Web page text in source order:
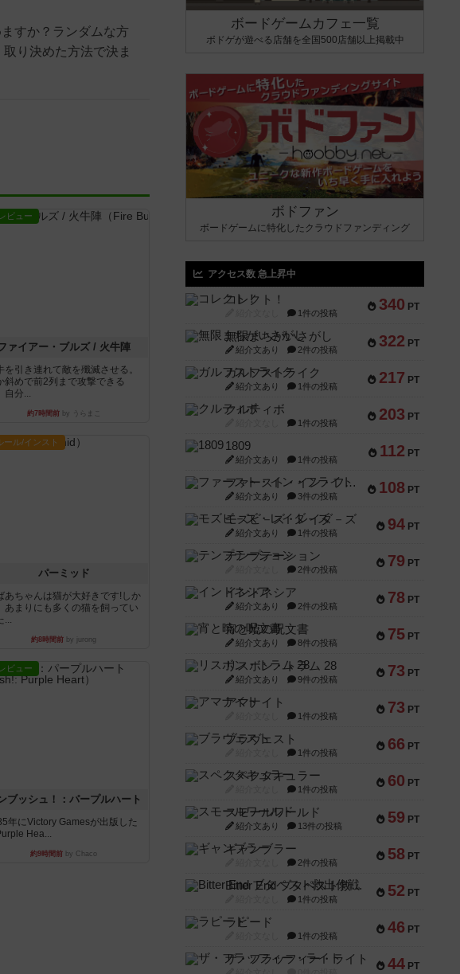
すか？ランダムな方
り決めた方法で決ま
レビュー
ァイアー・ブルズ / 火牛陣
を引き連れて敵を殲滅させる。
斜めで前2列まで攻撃できる
自分...
約7時間前by うらまこ
ール/インスト
パーミッド
あちゃんは猫が大好きです!しか
あまりにも多くの猫を飼ってい
...
約8時間前 by jurong
レビュー
ブッシュ！：パープルハート
年にVictory Gamesが出版した
Hea...
約9時間前 by Chaco
ボードゲームカフェ一覧
ボドゲが遊べる店舗を全国500店舗以上掲載中
ボドファン
ボードゲームに特化したクラウドファンディング
アクセス数 急上昇中
340 PT
コレクト！
1件の投稿
322 PT
無限まちがいさがし
紹介文あり 2件の投稿
217 PT
ガルフストライク
紹介文あり 1件の投稿
203 PT
クルティボ
1件の投稿
112 PT
1809
紹介文あり 1件の投稿
108 PT
ファースト・イン・フライト
紹介文あり 3件の投稿
94 PT
モズビ－ズ・レイダ－ズ
紹介文あり 1件の投稿
79 PT
テンプテーション
2件の投稿
78 PT
インドネシア
紹介文あり 2件の投稿
75 PT
宵と暁の呪文書
紹介文あり 8件の投稿
73 PT
リスボン・トラム 28
紹介文あり 9件の投稿
73 PT
アマナイト
1件の投稿
66 PT
ブラヴェスト
1件の投稿
60 PT
スペクタキュラー
1件の投稿
59 PT
スモールワールド
紹介文あり 13件の投稿
58 PT
ギャンブラー
2件の投稿
52 PT
Bitter End ブタペスト救出作戦
1件の投稿
46 PT
ラピード
1件の投稿
44 PT
ザ・フラッフィー・ライト